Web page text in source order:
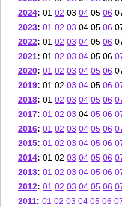
2024: 01 02 03 04 05 06
2023: 01 02 03 04 05 06
2022: 01 02 03 04 05 06
2021: 01 02 03 04 05 06
2020: 01 02 03 04 05 06
2019: 01 02 03 04 05 06
2018: 01 02 03 04 05 06
2017: 01 02 03 04 05 06
2016: 01 02 03 04 05 06
2015: 01 02 03 04 05 06
2014: 01 02 03 04 05 06
2013: 01 02 03 04 05 06
2012: 01 02 03 04 05 06
2011: 01 02 03 04 05 06